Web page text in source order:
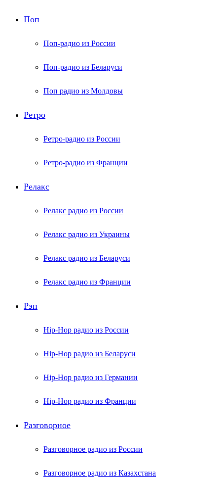
Поп
Поп-радио из России
Поп-радио из Беларуси
Поп радио из Молдовы
Ретро
Ретро-радио из России
Ретро-радио из Франции
Релакс
Релакс радио из России
Релакс радио из Украины
Релакс радио из Беларуси
Релакс радио из Франции
Рэп
Hip-Hop радио из России
Hip-Hop радио из Беларуси
Hip-Hop радио из Германии
Hip-Hop радио из Франции
Разговорное
Разговорное радио из России
Разговорное радио из Казахстана